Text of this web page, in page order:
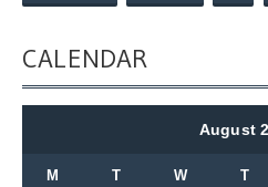
CALENDAR
August
M T W T